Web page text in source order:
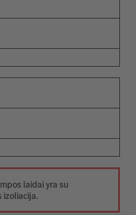
laidai yra su
izoliacija.